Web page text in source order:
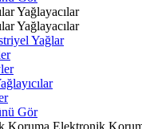
Yağlayacılar
Yağlayacılar
Yağlar
Gör
Elektronik